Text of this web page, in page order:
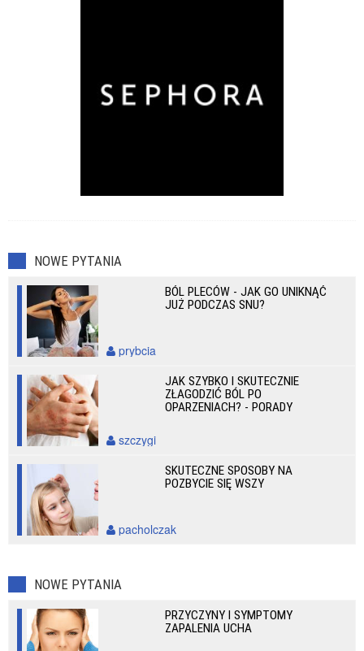
NOWE PYTANIA
BÓL PLECÓW - JAK GO UNIKNĄĆ
JUŻ PODCZAS SNU?
prybcia
JAK SZYBKO I SKUTECZNIE
ZŁAGODZIĆ BÓL PO
OPARZENIACH? - PORADY
szczygi
SKUTECZNE SPOSOBY NA
POZBYCIE SIĘ WSZY
pacholczak
NOWE PYTANIA
PRZYCZYNY I SYMPTOMY
ZAPALENIA UCHA